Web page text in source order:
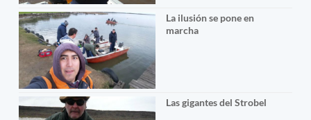
La ilusión se pone en
marcha
Las gigantes del Strobel